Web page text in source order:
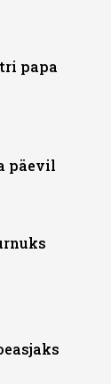
papa
päevil